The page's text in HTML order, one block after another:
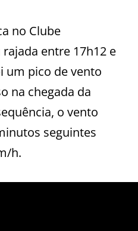
no Clube
entre 17h12 e
um pico de vento
na chegada da
o vento
seguintes
h.